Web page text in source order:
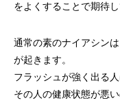
をよくすることで期待し
通常の素のナイアシン
が起きます。
フラッシュが強く出る
その人の健康状態が悪